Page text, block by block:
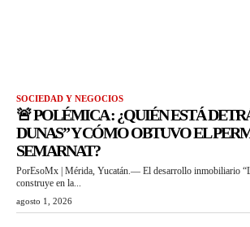
SOCIEDAD Y NEGOCIOS
🚨 POLÉMICA : ¿QUIÉN ESTÁ
DUNAS” Y CÓMO OBTUVO EL
SEMARNAT?
PorEsoMx | Mérida, Yucatán.— El desarrollo inmobiliario
construye en la...
agosto 1, 2026